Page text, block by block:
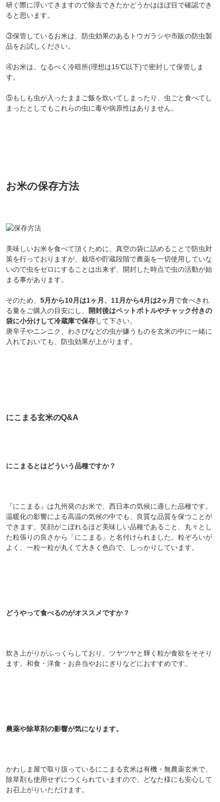
研ぐ際に浮いてきますので除去できたかどうかはほぼ目で確認でき
ると思います。
③保管しているお米は、防虫効果のあるトウガラシや市販の防虫製
品をお試しください。
④お米は、なるべく冷暗所(理想は15℃以下)で密封して保管しま
す。
⑤もしも虫が入ったままご飯を炊いてしまったり、虫ごと食べてし
まったとしてもこれらの虫に毒や病原性はありません。
お米の保存方法
美味しいお米を食べて頂くために、真空の袋に詰めることで防虫対
策を行っておりますが、栽培や貯蔵段階で農薬を一切使用していな
いので虫をゼロにすることは出来ず、開封した時点で虫の活動が始
まる事があります。
そのため、 5月から10月は1ヶ月、11月から4月は2ヶ月 で食べきれ
る量をご購入の目安にし、
開封後はペットボトルやチャック付きの
袋に小分けして冷蔵庫で保存して下さい。
唐辛子やニンニク、わさびなどの虫が嫌うものを玄米の中に一緒に
入れておいても、防虫効果が上がります。
にこまる玄米のQ&A
にこまるとはどういう品種ですか？
『にこまる』は九州発のお米で、西日本の気候に適した品種です。
温暖化の影響による高温の気候の中でも、良質な品質を保つことが
できます。笑顔がこぼれるほど美味しい品種であること、丸々とし
た粒張りの良さから「にこまる」と名付けられました。粒ぞろいが
よく、一粒一粒が丸くて大きく色白で、しっかりしています。
どうやって食べるのがオススメですか？
炊き上がりがふっくらしており、ツヤツヤと輝く粒が食欲をそそり
ます。和食・洋食・お弁当やおにぎりなどにおすすめです。
農薬や除草剤の影響が気になります。
かわしま屋で取り扱っているにこまる玄米は有機・無農薬玄米で、
除草剤も使用せずにつくられていますので、どなた様にも安心して
お召上がりいただけます。